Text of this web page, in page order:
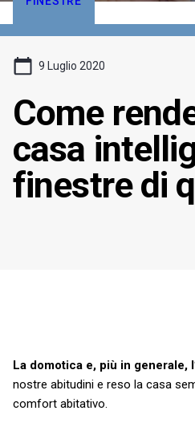
9 Luglio 2020
Come
casa
finestre di
La domotica e, più in generale,
nostre abitudini e reso la casa
comfort abitativo.